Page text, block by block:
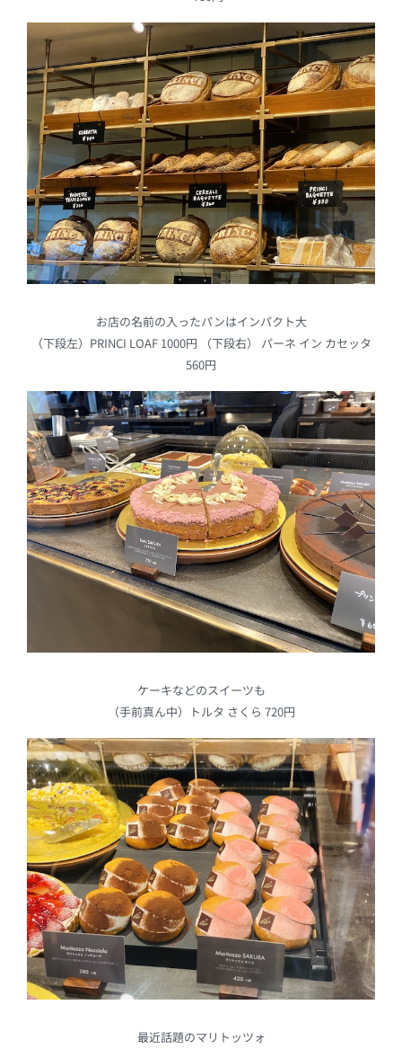
お店の名前の入ったパンはインパクト大
（下段左）PRINCI LOAF 1000円 （下段右） パーネ イン カセッタ
560円
ケーキなどのスイーツも
（手前真ん中）トルタ さくら 720円
最近話題のマリトッツォ